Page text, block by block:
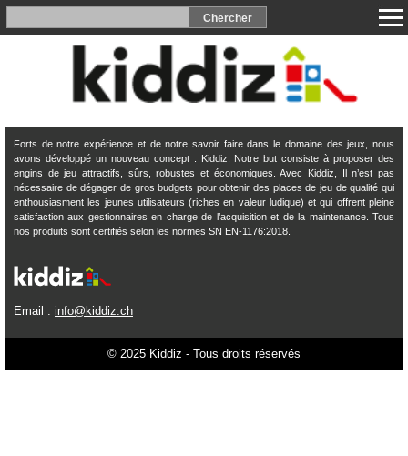
Forts de notre expérience et de notre savoir faire dans le domaine des jeux, nous
avons développé un nouveau concept : Kiddiz. Notre but consiste à proposer des
engins de jeu attractifs, sûrs, robustes et économiques. Avec Kiddiz, Il n’est pas
nécessaire de dégager de gros budgets pour obtenir des places de jeu de qualité qui
enthousiasment les jeunes utilisateurs (riches en valeur ludique) et qui offrent pleine
satisfaction aux gestionnaires en charge de l’acquisition et de la maintenance. Tous
nos produits sont certifiés selon les normes SN EN-1176:2018.
Email : info@kiddiz.ch
© 2025 Kiddiz - Tous droits réservés